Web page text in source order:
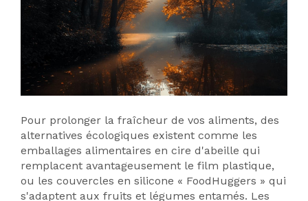
Pour prolonger la fraîcheur de vos aliments, des
alternatives écologiques existent comme les
emballages alimentaires en cire d'abeille qui
remplacent avantageusement le film plastique,
ou les couvercles en silicone « FoodHuggers » qui
s'adaptent aux fruits et légumes entamés. Les